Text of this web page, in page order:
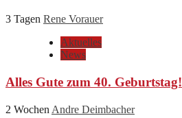
3 Tagen Rene Vorauer
Aktuelles
News
Alles Gute zum 40. Geburtstag!
2 Wochen Andre Deimbacher